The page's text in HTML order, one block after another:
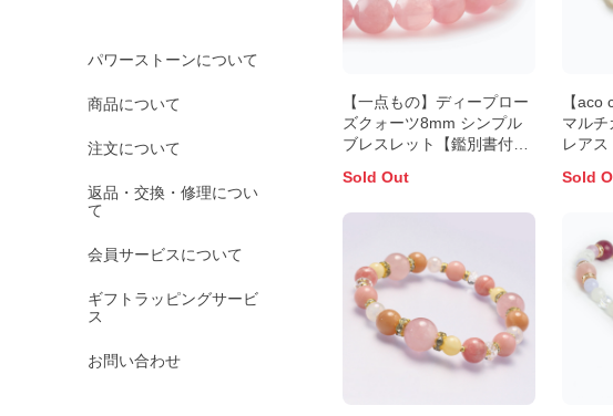
パワーストーンについて
商品について
注文について
返品・交換・修理につい
て
会員サービスについて
ギフトラッピングサービ
ス
お問い合わせ
【一点もの】ディープロー
ズクォーツ8mm シンプル
ブレスレット【鑑別書付
Sold Out
【
マルチ
レアス
Sold